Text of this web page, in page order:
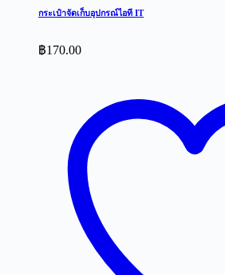
กระเป๋าจัดเก็บอุปกรณ์ไอที IT
฿170.00